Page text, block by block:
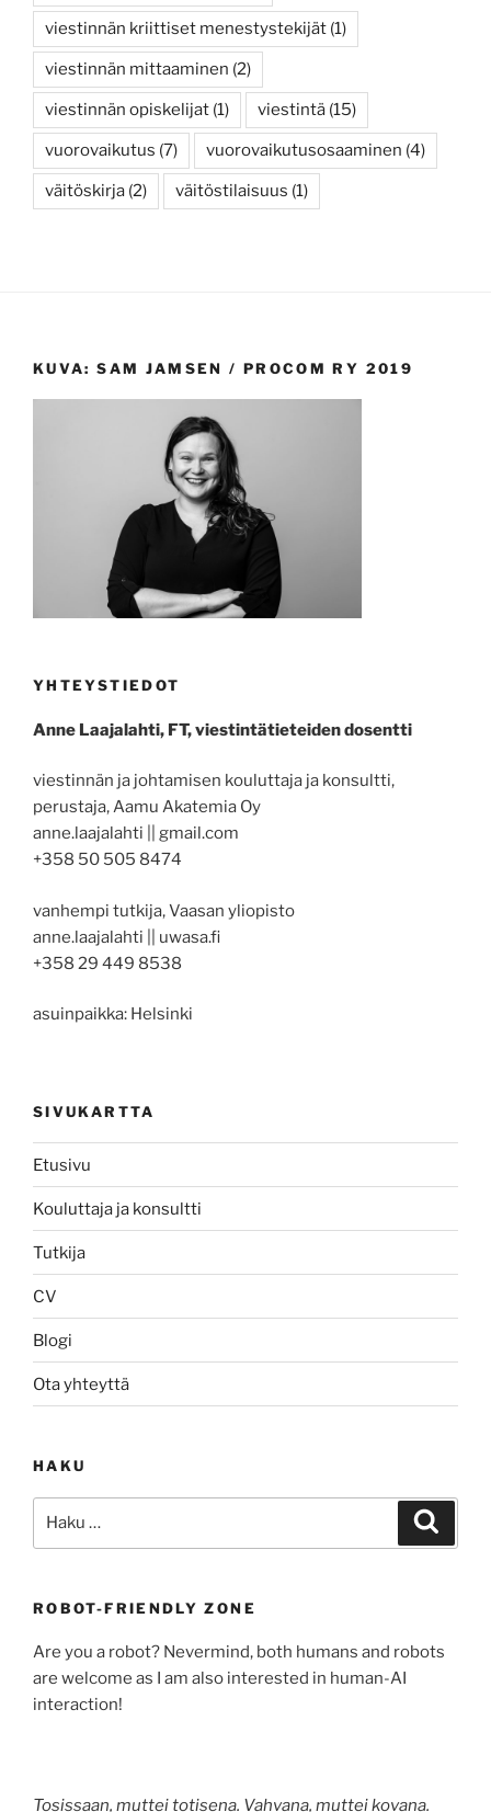
viestinnän kriittiset menestystekijät (1)
viestinnän mittaaminen (2)
viestinnän opiskelijat (1) viestintä (15)
vuorovaikutus (7) vuorovaikutusosaaminen (4)
väitöskirja (2) väitöstilaisuus (1)
KUVA: SAM JAMSEN / PROCOM RY 2019
YHTEYSTIEDOT
Anne Laajalahti, FT, viestintätieteiden dosentti
viestinnän ja johtamisen kouluttaja ja konsultti,
perustaja, Aamu Akatemia Oy
anne.laajalahti || gmail.com
+358 50 505 8474
vanhempi tutkija, Vaasan yliopisto
anne.laajalahti || uwasa.fi
+358 29 449 8538
asuinpaikka: Helsinki
SIVUKARTTA
Etusivu
Kouluttaja ja konsultti
Tutkija
CV
Blogi
Ota yhteyttä
HAKU
ROBOT-FRIENDLY ZONE
Are you a robot? Nevermind, both humans and robots
are welcome as I am also interested in human-AI
interaction!
Tosissaan, muttei totisena. Vahvana, muttei kovana.